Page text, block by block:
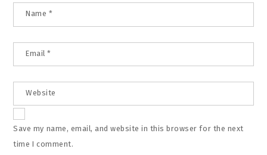
Name *
Email*
Website
Save my name, email, and website in this browser for the next
time I comment.